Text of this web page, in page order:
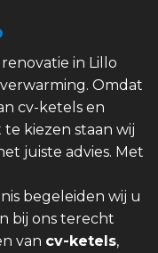
in Lillo
Omdat
cv-ketels en
kiezen staan wij
juiste advies. Met
begeleiden wij u
bij ons terecht
van cv-ketels,